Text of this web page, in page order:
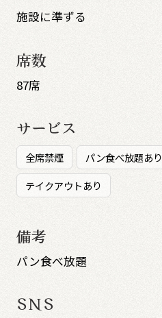
施設に準ずる
席数
87席
サービス
全席禁煙 パン食べ放題あり
テイクアウトあり
備考
パン食べ放題
SNS